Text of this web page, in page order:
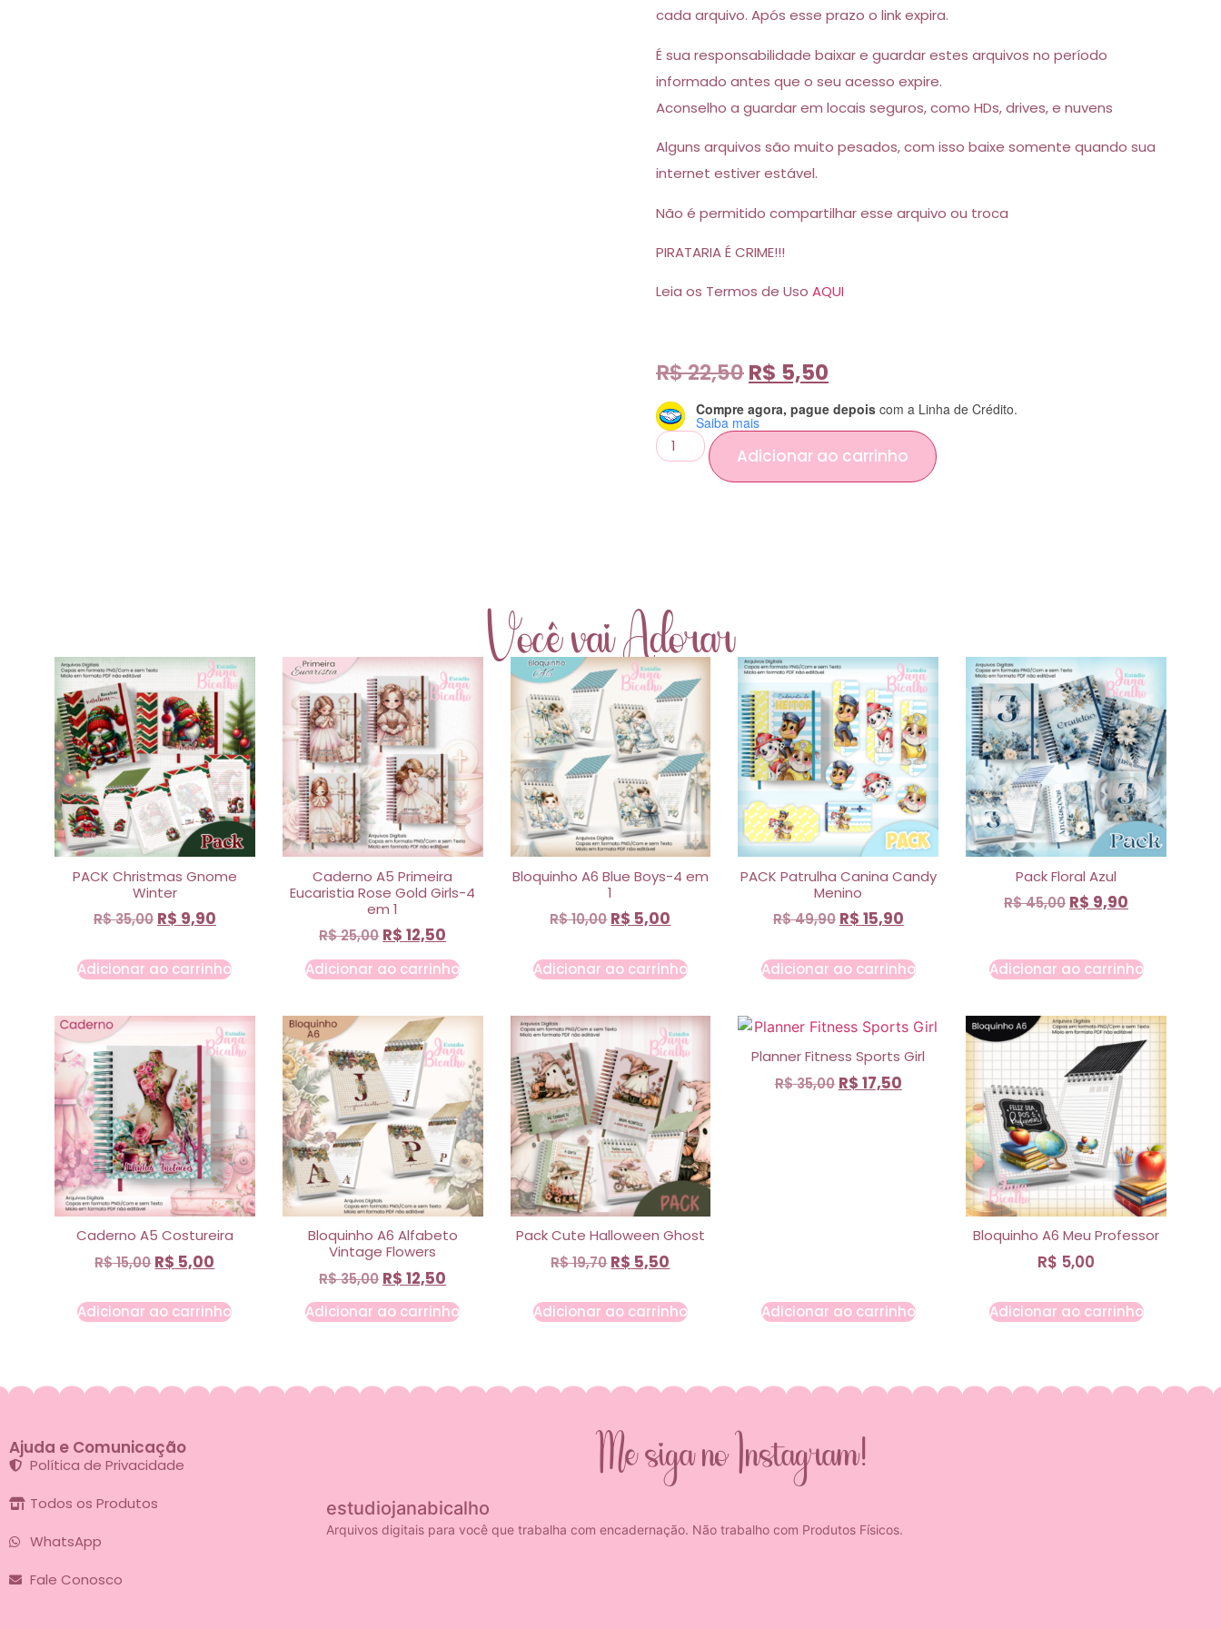
cada arquivo. Após esse prazo o link expira.
É sua responsabilidade baixar e guardar estes arquivos no período
informado antes que o seu acesso expire.
Aconselho a guardar em locais seguros, como HDs, drives, e nuvens
Alguns arquivos são muito pesados, com isso baixe somente quando sua
internet estiver estável.
Não é permitido compartilhar esse arquivo ou troca
PIRATARIA É CRIME!!!
Leia os Termos de Uso AQUI
R$22,50R$ 5,50
Compre agora, pague depois com a Linha de Crédito.
Saiba mais
Adicionar ao carrinho
Você vai Adorar
PACK Christmas Gnome
Winter
R$35,00 R$ 9,90
Adicionar ao carrinho
Caderno A5 Primeira
Eucaristia Rose Gold Girls-4
em 1
R$25,00 R$ 12,50
Adicionar ao carrinho
Bloquinho A6 Blue Boys-4 em
1
R$10,00 R$ 5,00
Adicionar ao carrinho
PACK Patrulha Canina Candy
Menino
R$49,90 R$ 15,90
Adicionar ao carrinho
Pack Floral Azul
R$45,00 R$ 9,90
Adicionar ao carrinho
Caderno A5 Costureira
R$15,00 R$ 5,00
Adicionar ao carrinho
Bloquinho A6 Alfabeto
Vintage Flowers
R$35,00 R$ 12,50
Adicionar ao carrinho
Pack Cute Halloween Ghost
R$19,70 R$ 5,50
Adicionar ao carrinho
Planner Fitness Sports Girl
R$35,00 R$ 17,50
Adicionar ao carrinho
Bloquinho A6 Meu Professor
R$ 5,00
Adicionar ao carrinho
Ajuda e Comunicação
Política de Privacidade
Todos os Produtos
WhatsApp
Fale Conosco
Me siga no Instagram!
estudiojanabicalho
Arquivos digitais para você que trabalha com encadernação. Não trabalho com Produtos Físicos.